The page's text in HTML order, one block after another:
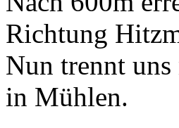
Richtung
Nun trennt
in Mühlen.